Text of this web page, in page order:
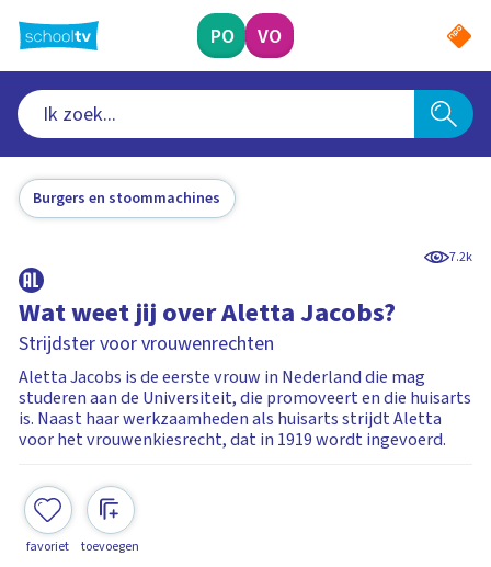
naar
hoofdinhoud
PO VO
Burgers en stoommachines
7.2k
Wat weet jij over Aletta Jacobs?
Strijdster voor vrouwenrechten
Aletta Jacobs is de eerste vrouw in Nederland die mag
studeren aan de Universiteit, die promoveert en die huisarts
is. Naast haar werkzaamheden als huisarts strijdt Aletta
voor het vrouwenkiesrecht, dat in 1919 wordt ingevoerd.
favoriet toevoegen